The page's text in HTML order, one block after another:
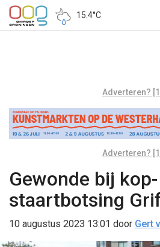
15.4°C
Adverteren?
Adverteren?
Gewonde bij kop-
staartbotsing
10 augustus 2023 13:01 door Gert